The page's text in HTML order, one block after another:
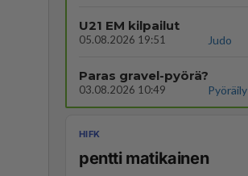
U21 EM kilpailut
05.08.2026 19:51 Judo
Paras gravel-pyörä?
03.08.2026 10:49 Pyöräily
HIFK
pentti matikainen